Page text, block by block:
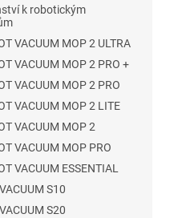
k robotickým
VACUUM MOP 2 ULTRA
VACUUM MOP 2 PRO +
VACUUM MOP 2 PRO
VACUUM MOP 2 LITE
VACUUM MOP 2
VACUUM MOP PRO
VACUUM ESSENTIAL
S10
S20